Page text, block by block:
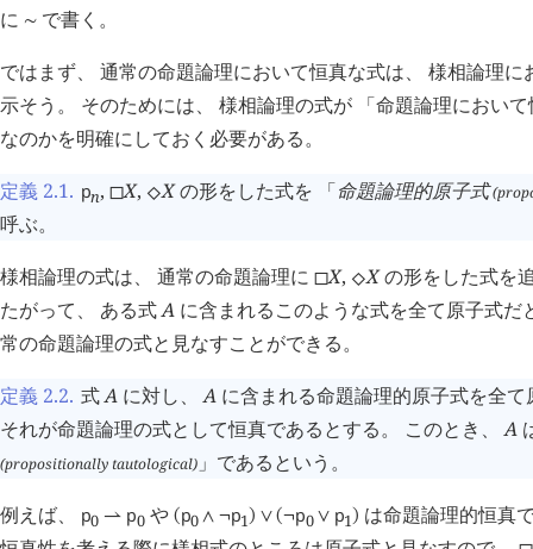
に ∼ で書く。
ではまず、 通常の命題論理において恒真な式は、 様相論理
示そう。 そのためには、 様相論理の式が 「命題論理におい
なのかを明確にしておく必要がある。
定義 2.1. pn,◻X, ⬦Xの形をした式を 「命題論理的原子式
呼ぶ。
様相論理の式は、 通常の命題論理に ◻X, ⬦Xの形をした式を
たがって、 ある式A に含まれるこのような式を全て原子式
常の命題論理の式と見なすことができる。
定義 2.2. 式A に対し、A に含まれる命題論理的原子式を全
それが命題論理の式として恒真であるとする。 このとき、A
(propositionally tautological) 」であるという。
例えば、 p0 ⇀ p0や ( p0 ∧ ¬p1) ∨ (¬p0 ∨ p1) は命題論理的恒真